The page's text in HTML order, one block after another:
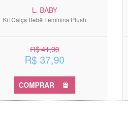
L. BABY
Kit Calça Bebê Feminina Plush
R$ 41,90
R$ 37,90
COMPRAR